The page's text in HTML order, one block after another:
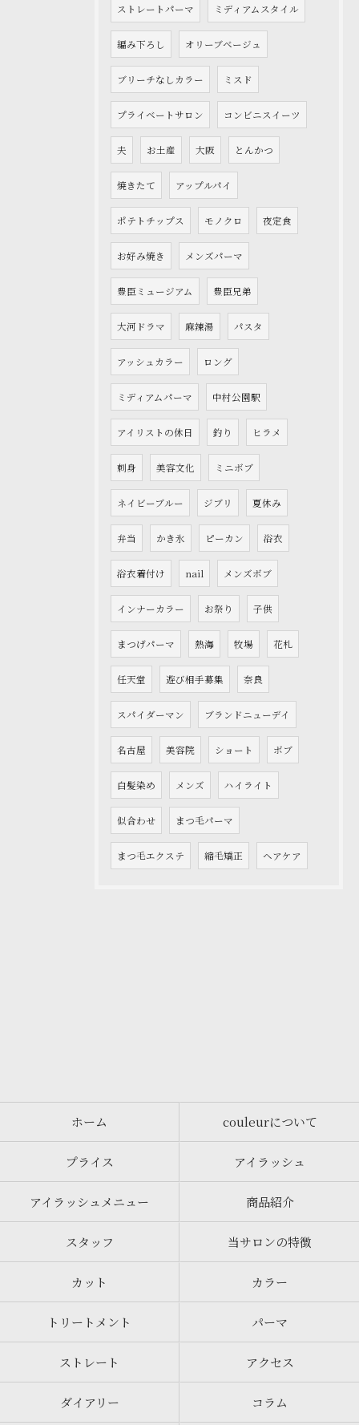
ストレートパーマ ミディアムスタイル
編み下ろし オリーブベージュ
ブリーチなしカラー ミスド
プライベートサロン コンビニスイーツ
夫 お土産 大阪 とんかつ
焼きたて アップルパイ
ポテトチップス モノクロ 夜定食
お好み焼き メンズパーマ
豊臣ミュージアム 豊臣兄弟
大河ドラマ 麻辣湯 パスタ
アッシュカラー ロング
ミディアムパーマ 中村公園駅
アイリストの休日 釣り ヒラメ
刺身 美容文化 ミニボブ
ネイビーブルー ジブリ 夏休み
弁当 かき氷 ピーカン 浴衣
浴衣着付け nail メンズボブ
インナーカラー お祭り 子供
まつげパーマ 熱海 牧場 花札
任天堂 遊び相手募集 奈良
スパイダーマン ブランドニューデイ
名古屋 美容院 ショート ボブ
白髪染め メンズ ハイライト
似合わせ まつ毛パーマ
まつ毛エクステ 縮毛矯正 ヘアケア
ホーム couleurについて
プライス アイラッシュ
アイラッシュメニュー 商品紹介
スタッフ 当サロンの特徴
カット カラー
トリートメント パーマ
ストレート アクセス
ダイアリー コラム